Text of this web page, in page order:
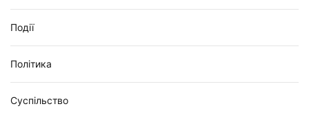
Події
Політика
Суспільство